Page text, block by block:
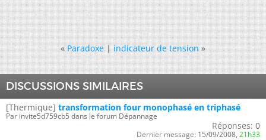
« Paradoxe|indicateur de tension »
DISCUSSIONS SIMILAIRES
[Thermique] transformation four monophasé en triphasé
Par invite5d759cb5 dans le forum Dépannage
Réponses: 0
Dernier message: 15/09/2008, 21h33